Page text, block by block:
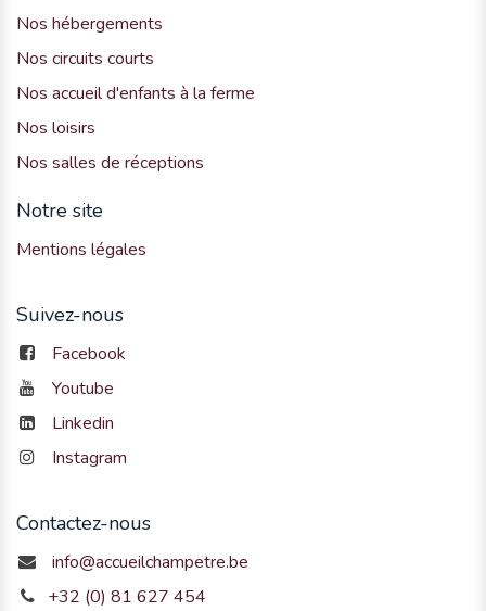
Nos hébergements
Nos circuits courts
Nos accueil d'enfants à la ferme
Nos loisirs
Nos salles de réceptions
Notre site
Mentions légales
Suivez-nous
Facebook
Youtube
Linkedin
Instagram
Contactez-nous
info@accueilchampetre.be
+32 (0) 81 627 454